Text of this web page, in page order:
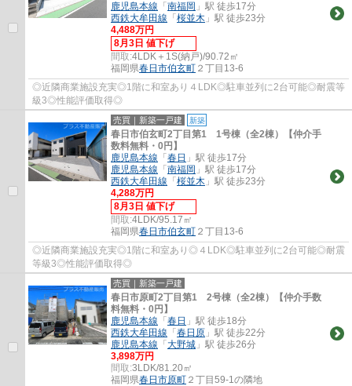
鹿児島本線 「 南福岡 」駅 徒歩17分
西鉄大牟田線 「 桜並木 」駅 徒歩23分
4,488万円
8月3日 値下げ
間取:4LDK＋1S(納戸)/90.72㎡
福岡県春日市伯玄町 ２丁目13-6
◎近隣商業施設充実◎1階に和室あり４LDK◎駐車並列に2台可能◎耐震等
級3◎性能評価取得◎
売買｜新築一戸建 新築
春日市伯玄町2丁目第1 1号棟（全2棟）【仲介手
数料無料・0円】
鹿児島本線 「 春日 」駅 徒歩17分
鹿児島本線 「 南福岡 」駅 徒歩17分
西鉄大牟田線 「 桜並木 」駅 徒歩23分
4,288万円
8月3日 値下げ
間取:4LDK/95.17㎡
福岡県春日市伯玄町 ２丁目13-6
◎近隣商業施設充実◎1階に和室あり◎４LDK◎駐車並列に2台可能◎耐震
等級3◎性能評価取得◎
売買｜新築一戸建
春日市原町2丁目第1 2号棟（全2棟）【仲介手数
料無料・0円】
鹿児島本線 「 春日 」駅 徒歩18分
西鉄大牟田線 「 春日原 」駅 徒歩22分
鹿児島本線 「 大野城 」駅 徒歩26分
3,898万円
間取:3LDK/81.20㎡
福岡県春日市原町 ２丁目59-1の隣地